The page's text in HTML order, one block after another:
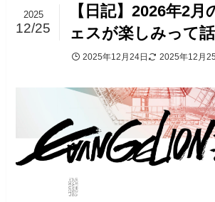
【日記】2026年2
ェスが楽しみって話
2025
12/25
2025年12月24日 2025年12月